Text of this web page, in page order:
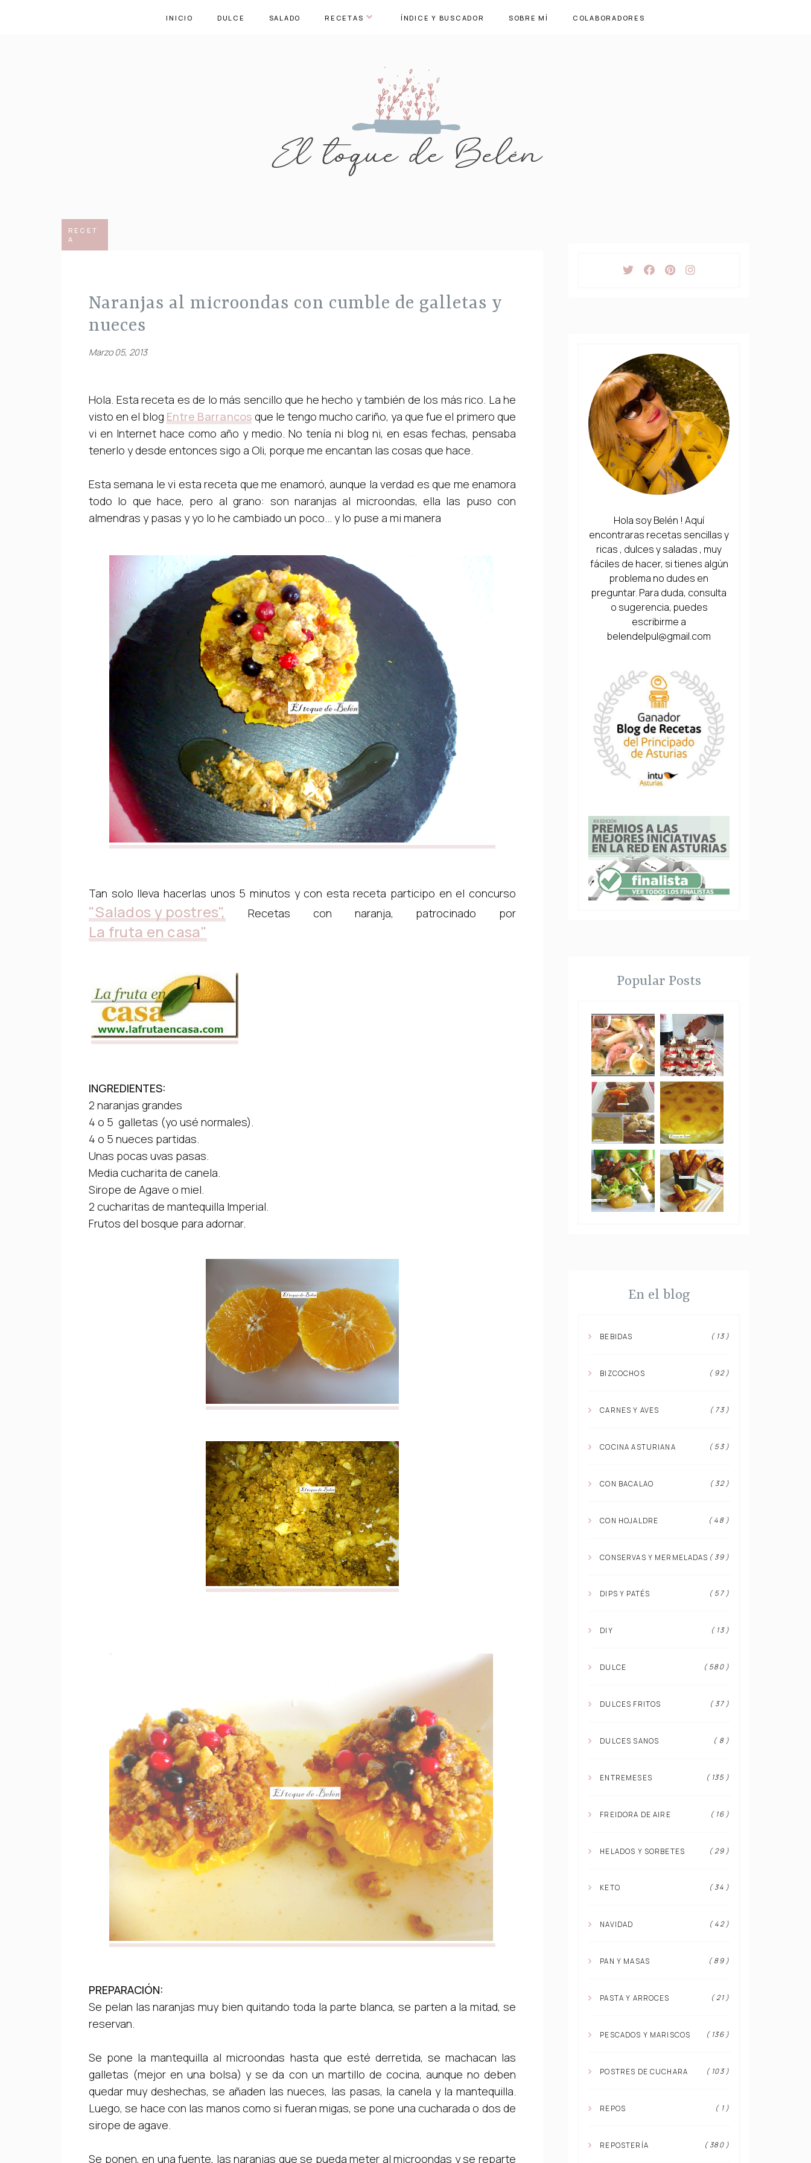
INICIO DULCE SALADO RECETAS ÍNDICE Y BUSCADOR SOBRE MÍ COLABORADORES
RECET
A
naranjas al microondas con cumble de galletas y
nueces
Marzo 05, 2013
Hola. Esta receta es de lo más sencillo que he hecho y también de los más rico. La he
visto en el blog Entre Barrancos que le tengo mucho cariño, ya que fue el primero que
vi en Internet hace como año y medio. No tenía ni blog ni, en esas fechas, pensaba
tenerlo y desde entonces sigo a Oli, porque me encantan las cosas que hace.
Esta semana le vi esta receta que me enamoró, aunque la verdad es que me enamora
todo lo que hace, pero al grano: son naranjas al microondas, ella las puso con
almendras y pasas y yo lo he cambiado un poco... y lo puse a mi manera
Tan solo lleva hacerlas unos 5 minutos y con esta receta participo en el concurso
"Salados y postres", Recetas con naranja, patrocinado por
La fruta en casa"
INGREDIENTES:
2 naranjas grandes
4 o 5 galletas (yo usé normales).
4 o 5 nueces partidas.
Unas pocas uvas pasas.
Media cucharita de canela.
Sirope de Agave o miel.
2 cucharitas de mantequilla Imperial.
Frutos del bosque para adornar.
PREPARACIÓN:
Se pelan las naranjas muy bien quitando toda la parte blanca, se parten a la mitad, se
reservan.
Se pone la mantequilla al microondas hasta que esté derretida, se machacan las
galletas (mejor en una bolsa) y se da con un martillo de cocina, aunque no deben
quedar muy deshechas, se añaden las nueces, las pasas, la canela y la mantequilla.
Luego, se hace con las manos como si fueran migas, se pone una cucharada o dos de
sirope de agave.
Se ponen, en una fuente, las naranjas que se pueda meter al microondas y se reparte
Hola soy Belén ! Aquí
encontraras recetas sencillas y
ricas , dulces y saladas , muy
fáciles de hacer, si tienes algún
problema no dudes en
preguntar. Para duda, consulta
o sugerencia, puedes
escribirme a
belendelpul@gmail.com
Popular Posts
En el blog
BEBIDAS ( 13 )
BIZCOCHOS ( 92 )
CARNES Y AVES ( 73 )
COCINA ASTURIANA ( 53 )
CON BACALAO ( 32 )
CON HOJALDRE ( 48 )
CONSERVAS Y MERMELADAS ( 39 )
DIPS Y PATÉS ( 57 )
DIY ( 13 )
DULCE ( 580 )
DULCES FRITOS ( 37 )
DULCES SANOS ( 8 )
ENTREMESES ( 135 )
FREIDORA DE AIRE ( 16 )
HELADOS Y SORBETES ( 29 )
KETO ( 34 )
NAVIDAD ( 42 )
PAN Y MASAS ( 89 )
PASTA Y ARROCES ( 21 )
PESCADOS Y MARISCOS ( 136 )
POSTRES DE CUCHARA ( 103 )
REPOS ( 1 )
REPOSTERÍA ( 380 )